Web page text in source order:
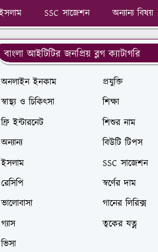
SSC সাজেশন অন্যান্য বিষয়
বাংলা আইটিটির জনপ্রিয় ব্লগ ক্যাটাগরি
অনলাইন ইনকাম
প্রযুক্তি
স্বাস্থ্য ও চিকিৎসা
শিক্ষা
ফ্রি ইন্টারনেট
শিশুর নাম
অন্যান্য
বিউটি টিপস
ইসলাম
SSC সাজেশন
রেসিপি
স্বর্ণের দাম
ভালোবাসা
গানের লিরিক্স
গ্যাস
ত্বকের যত্ন
ভিসা